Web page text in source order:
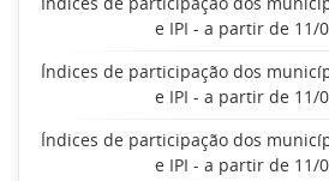
e IPI - a partir de 11/
Índices de participação dos
e IPI - a partir de 11/
Índices de participação dos
e IPI - a partir de 11/